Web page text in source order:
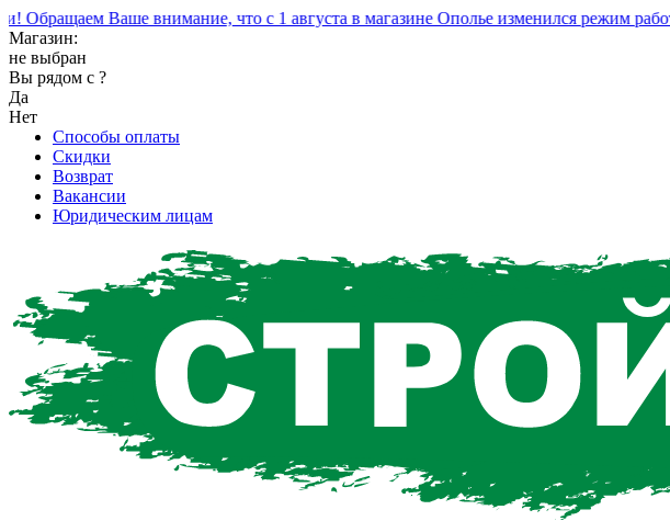
Ваше внимание, что с 1 августа в магазине Ополье изменился режим работы.
Магазин:
не выбран
Вы рядом с ?
Да
Нет
Способы оплаты
Скидки
Возврат
Вакансии
Юридическим лицам